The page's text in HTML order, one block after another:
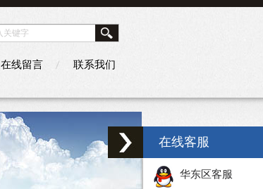
在线留言 联系我们
在线客服
华东区客服